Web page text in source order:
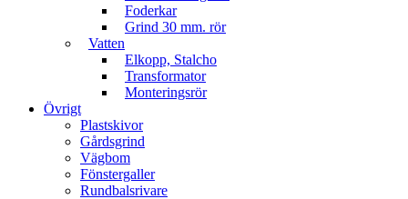
Foderkar
Grind 30 mm. rör
Vatten
Elkopp, Stalcho
Transformator
Monteringsrör
Övrigt
Plastskivor
Gårdsgrind
Vägbom
Fönstergaller
Rundbalsrivare